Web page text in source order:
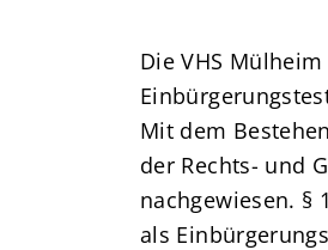
Die VHS
Mit dem
der Rechts- und
nachgewiesen. §
als